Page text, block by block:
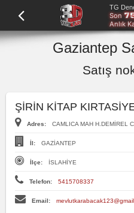
TG
Son
Anlık
Gaziantep
Satış
ŞİRİN KİTAP
Adres: CAMLICA MAH H.DEMİREL
İl: GAZİANTEP
İlçe: İSLAHİYE
Telefon: 5415708337
Email: